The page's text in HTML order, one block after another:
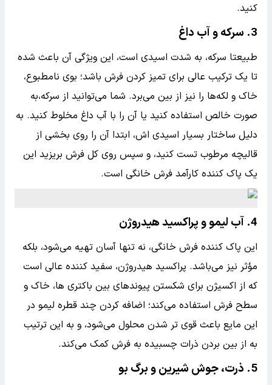
کنید.
3. سرکه و آب داغ
طبیعتا سرکه، به شدت اسیدی است، این ویژگی آن باعث شده
تا یک ترکیب عالی برای تمیز کردن فرش باشد؛ بوی نامطبوع،
خاک و لکه‌ها را نیز از بین می‌برد. شما می‌توانید از سرکه،به
صورت خالص استفاده کنید یا آن را با آب داغ مخلوط کنید. به
دلیل ساختار بسیار اسیدی اش، ابتدا آن را روی بخشی از
قالیچه مرطوب تست کنید، و سپس روی کل فرش بریزید این
یک پاک کننده کارآمد فرش خانگی است.
4. آب لیمو و پراکسید هیدروژن
این پاک کننده فرش خانگی، نه تنها آسان تهیه می‌شود، بلکه
مؤثر نیز می‌باشد. پراکسید هیدروژن، سفید کننده عالی است
که از اکسیژن برای شکستن پیوندهای بین باکتری ها، خاک و
سطح فرش استفاده می‌کند؛ اضافه کردن چند قطره لیمو در
این مایع باعث قوی تر شدن محلول می‌شود، و به این ترتیب
به از بین بردن ذرات چسبیده به فرش کمک می‌کند.
5. ذرت، جوش شیرین و برگ بو